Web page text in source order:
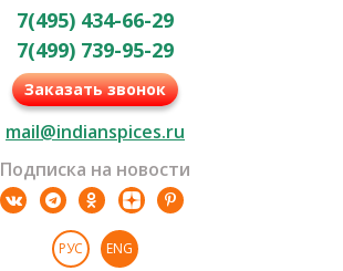
7(495) 434-66-29
7(499) 739-95-29
Заказать звонок
mail@indianspices.ru
Подписка на новости
РУС ENG